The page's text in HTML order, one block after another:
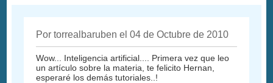
Por torrealbaruben el 04 de Octubre de 2010
Wow... Inteligencia artificial.... Primera vez que leo
un artículo sobre la materia, te felicito Hernan,
esperaré los demás tutoriales..!